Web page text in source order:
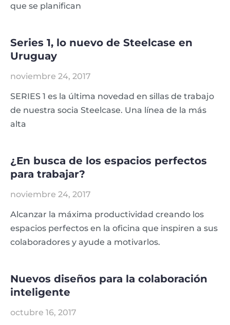
que se planifican
Series 1, lo nuevo de Steelcase en
Uruguay
noviembre 24, 2017
SERIES 1 es la última novedad en sillas de trabajo
de nuestra socia Steelcase. Una línea de la más
alta
¿En busca de los espacios perfectos
para trabajar?
noviembre 24, 2017
Alcanzar la máxima productividad creando los
espacios perfectos en la oficina que inspiren a sus
colaboradores y ayude a motivarlos.
Nuevos diseños para la colaboración
inteligente
octubre 16, 2017